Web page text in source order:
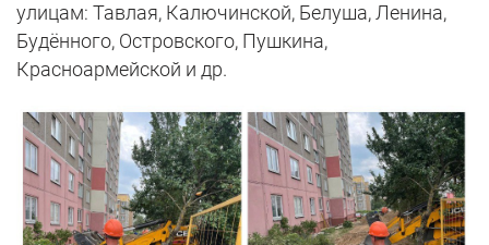
улицам: Тавлая, Калючинской, Белуша, Ленина,
Будённого, Островского, Пушкина,
Красноармейской и др.